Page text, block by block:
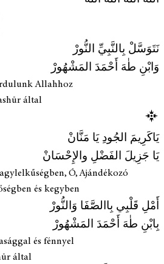
نَتَوَسَّلْ بِالنَّبِيِّ النُّورْ
وَابْنِ طٰهَ أَحْمَدَ المَشْهُورْ
Allahhoz
által
يَاكَرِيمَ الجُودِ يَا مَنَّانْ
يَا جَزِيلَ الفَضْلِ والإِحْسَانْ
Ó, Ajándékozó
és kegyben
أَمْلِ قَلْبِي بِاالصَّفَا وَالنُّورْ
بِابْنِ طٰهَ أَحْمَدَ المَشْهُورْ
és fénnyel
által